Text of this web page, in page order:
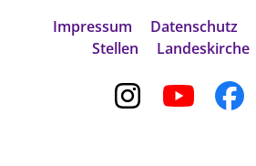
Impressum Datenschutz
Stellen
Landeskirche